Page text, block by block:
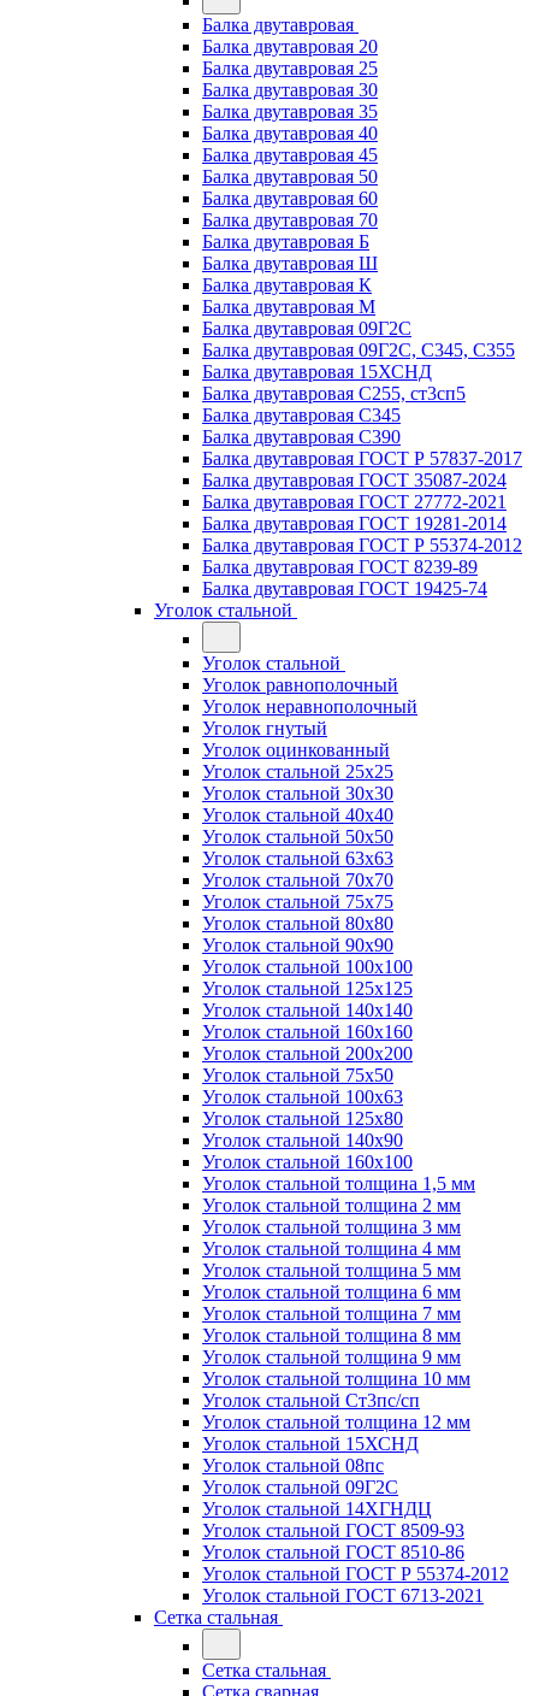
Балка двутавровая
Балка двутавровая 20
Балка двутавровая 25
Балка двутавровая 30
Балка двутавровая 35
Балка двутавровая 40
Балка двутавровая 45
Балка двутавровая 50
Балка двутавровая 60
Балка двутавровая 70
Балка двутавровая Б
Балка двутавровая Ш
Балка двутавровая К
Балка двутавровая М
Балка двутавровая 09Г2С
Балка двутавровая 09Г2С, С345, С355
Балка двутавровая 15ХСНД
Балка двутавровая С255, ст3сп5
Балка двутавровая С345
Балка двутавровая С390
Балка двутавровая ГОСТ Р 57837-2017
Балка двутавровая ГОСТ 35087-2024
Балка двутавровая ГОСТ 27772-2021
Балка двутавровая ГОСТ 19281-2014
Балка двутавровая ГОСТ Р 55374-2012
Балка двутавровая ГОСТ 8239-89
Балка двутавровая ГОСТ 19425-74
Уголок стальной
Уголок стальной
Уголок равнополочный
Уголок неравнополочный
Уголок гнутый
Уголок оцинкованный
Уголок стальной 25х25
Уголок стальной 30х30
Уголок стальной 40х40
Уголок стальной 50х50
Уголок стальной 63х63
Уголок стальной 70х70
Уголок стальной 75х75
Уголок стальной 80х80
Уголок стальной 90х90
Уголок стальной 100х100
Уголок стальной 125х125
Уголок стальной 140х140
Уголок стальной 160х160
Уголок стальной 200х200
Уголок стальной 75х50
Уголок стальной 100х63
Уголок стальной 125х80
Уголок стальной 140х90
Уголок стальной 160х100
Уголок стальной толщина 1,5 мм
Уголок стальной толщина 2 мм
Уголок стальной толщина 3 мм
Уголок стальной толщина 4 мм
Уголок стальной толщина 5 мм
Уголок стальной толщина 6 мм
Уголок стальной толщина 7 мм
Уголок стальной толщина 8 мм
Уголок стальной толщина 9 мм
Уголок стальной толщина 10 мм
Уголок стальной Ст3пс/сп
Уголок стальной толщина 12 мм
Уголок стальной 15ХСНД
Уголок стальной 08пс
Уголок стальной 09Г2С
Уголок стальной 14ХГНДЦ
Уголок стальной ГОСТ 8509-93
Уголок стальной ГОСТ 8510-86
Уголок стальной ГОСТ Р 55374-2012
Уголок стальной ГОСТ 6713-2021
Сетка стальная
Сетка стальная
Сетка сварная